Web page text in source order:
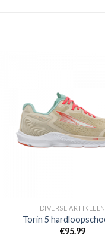
DIVERSE ARTIKELEN
Torin 5
€95.99